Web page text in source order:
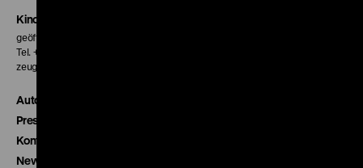
Kinokasse
geöffnet 30 Minuten vor Beginn der ersten Vorstellung
Tel. + 49 30 20304-770
zeughauskino@dhm.de
Autor*innen
Presse
Kontakt
Newsletter